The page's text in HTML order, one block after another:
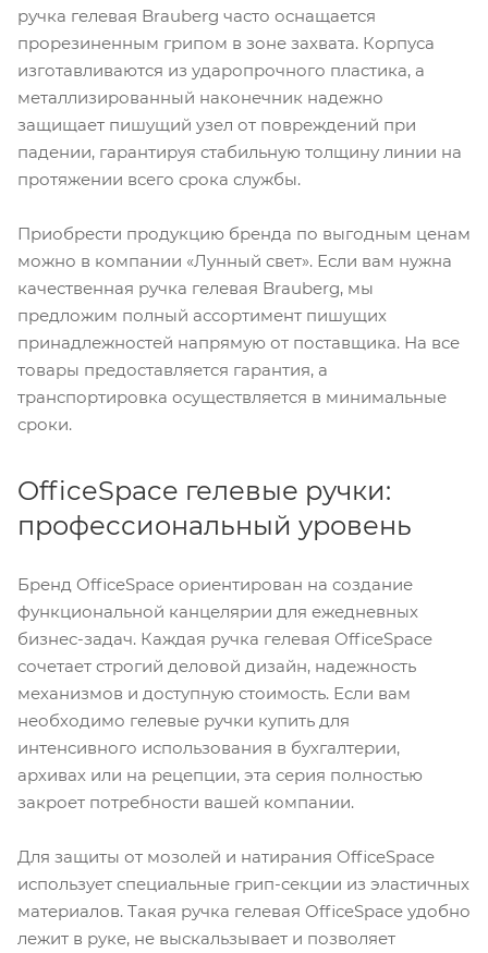
ручка гелевая Brauberg часто оснащается
прорезиненным грипом в зоне захвата. Корпуса
изготавливаются из ударопрочного пластика, а
металлизированный наконечник надежно
защищает пишущий узел от повреждений при
падении, гарантируя стабильную толщину линии на
протяжении всего срока службы.
Приобрести продукцию бренда по выгодным ценам
можно в компании «Лунный свет». Если вам нужна
качественная ручка гелевая Brauberg, мы
предложим полный ассортимент пишущих
принадлежностей напрямую от поставщика. На все
товары предоставляется гарантия, а
транспортировка осуществляется в минимальные
сроки.
OfficeSpace гелевые ручки:
профессиональный уровень
Бренд OfficeSpace ориентирован на создание
функциональной канцелярии для ежедневных
бизнес-задач. Каждая ручка гелевая OfficeSpace
сочетает строгий деловой дизайн, надежность
механизмов и доступную стоимость. Если вам
необходимо гелевые ручки купить для
интенсивного использования в бухгалтерии,
архивах или на рецепции, эта серия полностью
закроет потребности вашей компании.
Для защиты от мозолей и натирания OfficeSpace
использует специальные грип-секции из эластичных
материалов. Такая ручка гелевая OfficeSpace удобно
лежит в руке, не выскальзывает и позволяет